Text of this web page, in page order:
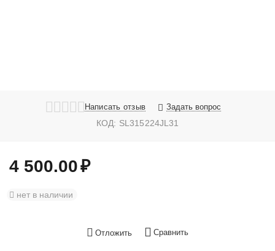
Написать отзыв Задать вопрос
КОД: SL315224JL31
4 500.00₽
нет в наличии
Отложить Сравнить